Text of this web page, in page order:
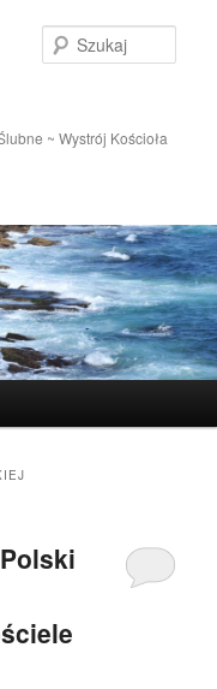
~ Wystrój Kościoła